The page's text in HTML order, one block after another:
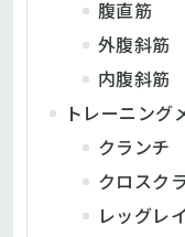
腹直筋
外腹斜筋
内腹斜筋
トレーニング
クランチ
クロスク
レッグレ